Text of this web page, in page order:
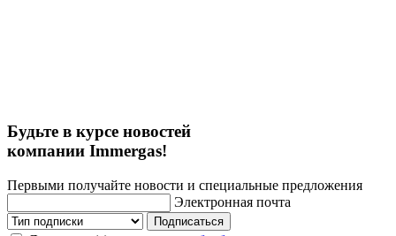
Будьте в курсе новостей
компании Immergas!
Первыми получайте новости и специальные предложения
Электронная почта
Подписаться